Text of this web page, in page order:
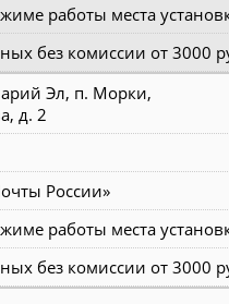
работы места
без комиссии от 3000
Эл, п. Морки,
д. 2
России»
работы места
без комиссии от 3000